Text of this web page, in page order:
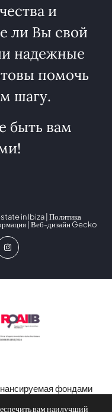
и
ли Вы свой
надежные
помочь
шагу.
быть вам
in Ibiza | Политика
| Веб-дизайнGecko
фондами
Механизмавам наилучший